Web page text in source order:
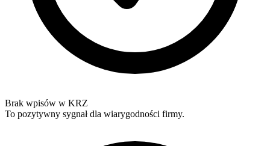
Brak wpisów w KRZ
To pozytywny sygnał dla wiarygodności firmy.